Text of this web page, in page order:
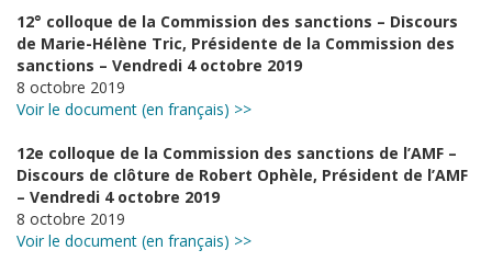
12° colloque de la Commission des sanctions – Discours
de Marie-Hélène Tric, Présidente de la Commission des
sanctions – Vendredi 4 octobre 2019
8 octobre 2019
Voir le document (en français) >>
12e colloque de la Commission des sanctions de l’AMF –
Discours de clôture de Robert Ophèle, Président de l’AMF
– Vendredi 4 octobre 2019
8 octobre 2019
Voir le document (en français) >>